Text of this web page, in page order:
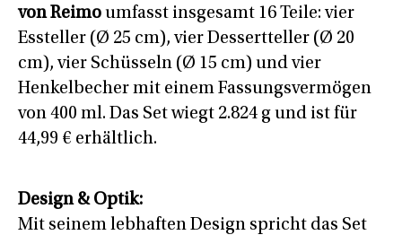
von Reimo umfasst insgesamt 16 Teile: vier
Essteller (Ø 25 cm), vier Dessertteller (Ø 20
cm), vier Schüsseln (Ø 15 cm) und vier
Henkelbecher mit einem Fassungsvermögen
von 400 ml. Das Set wiegt 2.824 g und ist für
44,99 € erhältlich.
Design & Optik:
Mit seinem lebhaften Design spricht das Set